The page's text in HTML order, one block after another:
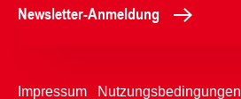
Newsletter-Anmeldung
Impressum Nutzungsbedingungen